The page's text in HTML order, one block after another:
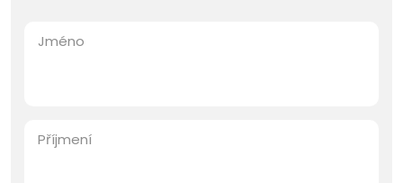
Jméno
Příjmení